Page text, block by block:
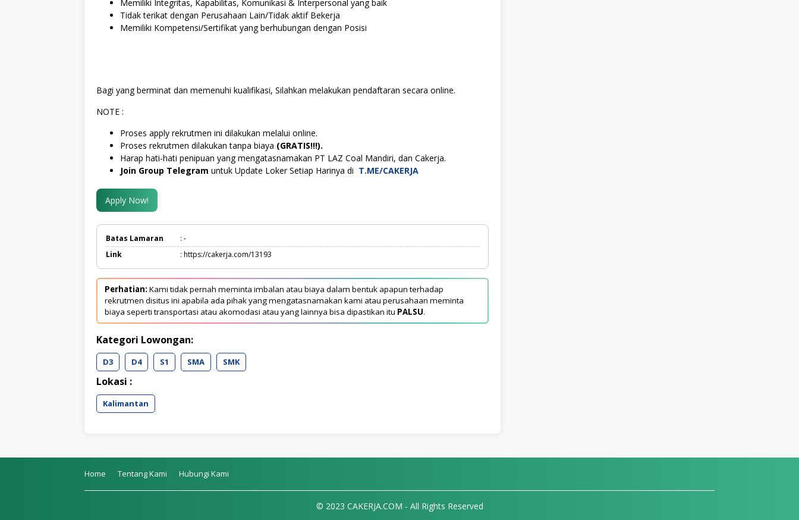
Memiliki Integritas, Kapabilitas, Komunikasi & Interpersonal yang baik
Tidak terikat dengan Perusahaan Lain/Tidak aktif Bekerja
Memiliki Kompetensi/Sertifikat yang berhubungan dengan Posisi
Bagi yang berminat dan memenuhi kualifikasi, Silahkan melakukan pendaftaran secara online.
NOTE :
Proses apply rekrutmen ini dilakukan melalui online.
Proses rekrutmen dilakukan tanpa biaya (GRATIS!!!).
Harap hati-hati penipuan yang mengatasnamakan PT LAZ Coal Mandiri, dan Cakerja.
Join Group Telegram untuk Update Loker Setiap Harinya di T.ME/CAKERJA
Apply Now!
Batas Lamaran
: -
Link
: https://cakerja.com/13193
Perhatian: Kami tidak pernah meminta imbalan atau biaya dalam bentuk apapun terhadap
rekrutmen disitus ini apabila ada pihak yang mengatasnamakan kami atau perusahaan meminta
biaya seperti transportasi atau akomodasi atau yang lainnya bisa dipastikan itu PALSU.
Kategori Lowongan:
D3 D4 S1 SMA SMK
Lokasi :
Kalimantan
Home Tentang Kami Hubungi Kami
© 2023 CAKERJA.COM - All Rights Reserved